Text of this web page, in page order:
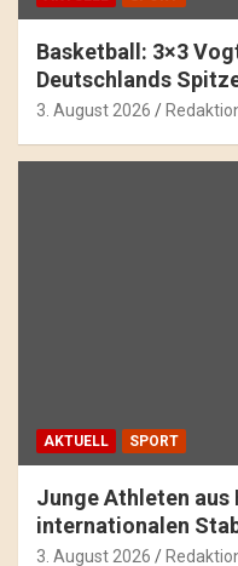
Basketball: 3×3
Deutschlands
3. August 2026
AKTUELL SPORT
Junge Athleten aus
internationalen
3. August 2026